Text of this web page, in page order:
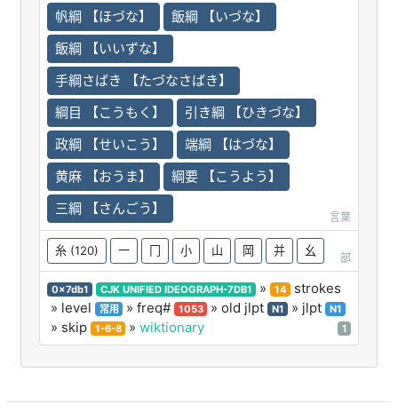
帆綱 【ほづな】
飯綱 【いづな】
飯綱 【いいずな】
手綱さばき 【たづなさばき】
綱目 【こうもく】
引き綱 【ひきづな】
政綱 【せいこう】
端綱 【はづな】
黄麻 【おうま】
綱要 【こうよう】
三綱 【さんごう】
言葉
糸 (120) 一 冂 小 山 岡 并 幺
部
0x7db1 CJK UNIFIED IDEOGRAPH-7DB1 » 14
strokes
» level
常用 » freq# 1053 » old jlpt N1 » jlpt N1
» skip 1-6-8 » wiktionary 1